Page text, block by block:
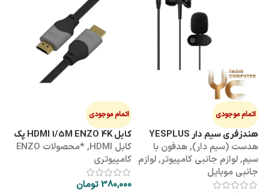
اتمام موجودی
هندزفری سیم دار YESPLUS
YS-113
هدست (سیم دار),هدفون با
سیم,لوازم جانبی کامپیوتر,لوازم
جانبی موبایل
اتمام موجودی
کابل HDMI 1/5M ENZO 4K پک
طلقی
کابل HDMI ,
*محصولات ENZO
کامپیوتری
380,000تومان